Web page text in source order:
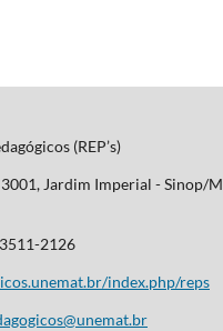
(REP’s)
Jardim Imperial - Sinop/
2126
index.php/reps